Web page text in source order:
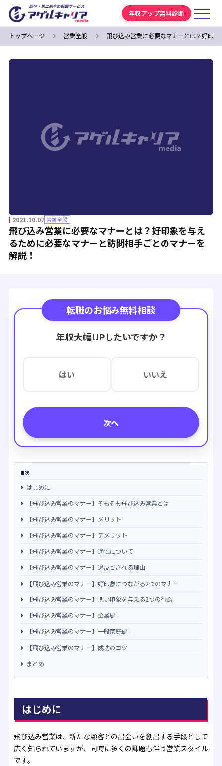
年収アップ無料診断
トップページ 営業全般 飛び込み営業に必要なマナーとは？好印
2021.10.07 営業全般
飛び込み営業に必要なマナーとは？好印象を与え
るために必要なマナーと訪問相手ごとのマナーを
解説！
転職のお悩み無料相談
年収大幅UPしたいですか？
はい いいえ
次へ
目次
はじめに
【飛び込み営業のマナー】そもそも飛び込み営業とは
【飛び込み営業のマナー】メリット
【飛び込み営業のマナー】デメリット
【飛び込み営業のマナー】適性について
【飛び込み営業のマナー】違反とされる理由
【飛び込み営業のマナー】好印象につながる2つのマナー
【飛び込み営業のマナー】悪い印象を与える2つの行為
【飛び込み営業のマナー】企業編
【飛び込み営業のマナー】一般家庭編
【飛び込み営業のマナー】成功のコツ
まとめ
はじめに
飛び込み営業は、新たな顧客との出会いを創出する手段として
広く知られていますが、同時に多くの課題も伴う営業スタイル
です。